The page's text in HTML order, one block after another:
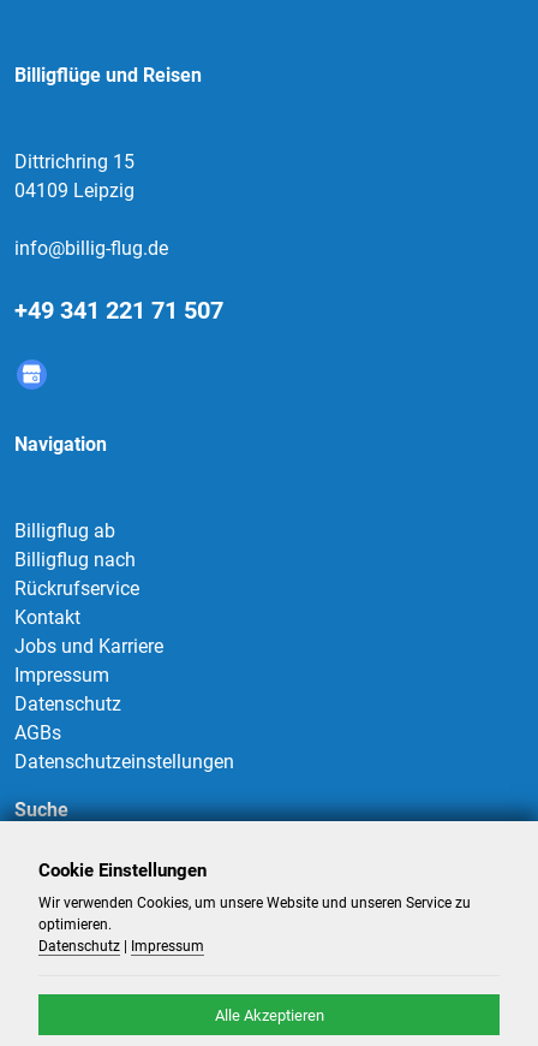
Billigflüge und Reisen
Dittrichring 15
04109 Leipzig
info@billig-flug.de
+49 341 221 71 507
Navigation
Billigflug ab
Billigflug nach
Rückrufservice
Kontakt
Jobs und Karriere
Impressum
Datenschutz
AGBs
Datenschutzeinstellungen
Suche
Suchen
Cookie Einstellungen
Wir verwenden Cookies, um unsere Website und unseren Service zu
optimieren.
Datenschutz
Impressum
Alle Akzeptieren